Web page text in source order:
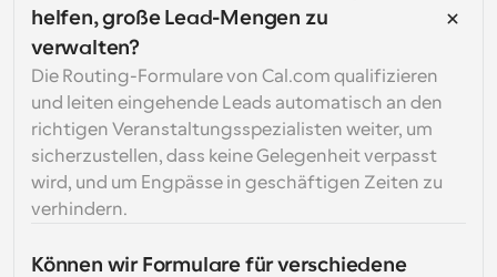
helfen, große Lead-Mengen zu
verwalten?
Die Routing-Formulare von Cal.com qualifizieren
und leiten eingehende Leads automatisch an den
richtigen Veranstaltungsspezialisten weiter, um
sicherzustellen, dass keine Gelegenheit verpasst
wird, und um Engpässe in geschäftigen Zeiten zu
verhindern.
Können wir Formulare für verschiedene